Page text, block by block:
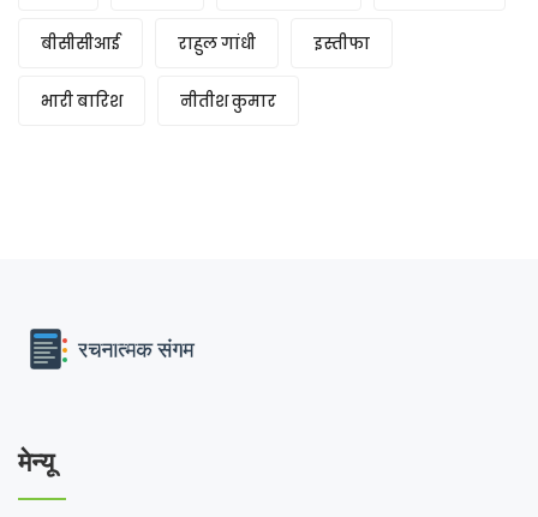
बीसीसीआई राहुल गांधी इस्तीफा
भारी बारिश नीतीश कुमार
मेन्यू